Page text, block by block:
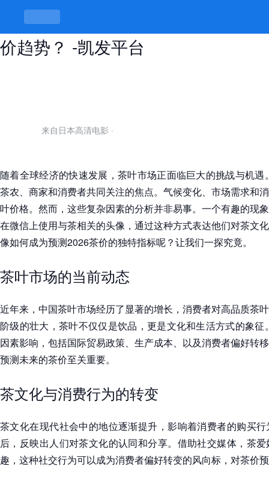
如何通过茶水微信头像预测2026茶
价趋势？ -凯发平台
来自日本高清电影 ·
随着全球经济的快速发展，茶叶市场正面临巨大的挑战与机
茶农、商家和消费者共同关注的焦点。气候变化、市场需求和
叶价格。然而，这些复杂因素的分析并非易事。一个有趣的现
在微信上使用与茶相关的头像，通过这种方式表达他们对茶文
像如何成为预测2026茶价的独特指标呢？让我们一探究竟。
茶叶市场的当前动态
近年来，中国茶叶市场经历了显著的增长，消费者对高品质茶
阶级的壮大，茶叶不仅仅是饮品，更是文化和生活方式的象
因素影响，包括国际贸易政策、生产成本、以及消费者偏好转
预测未来的茶价至关重要。
茶文化与消费行为的转变
茶文化在现代社会中的地位逐渐提升，影响着消费者的购买
后，反映出人们对茶文化的认同和分享。借助社交媒体，茶
趣，这种社交行为可以成为消费者偏好转变的风向标，对茶价